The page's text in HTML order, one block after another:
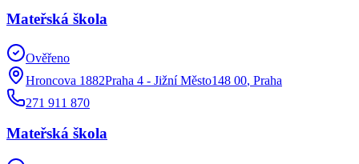
Mateřská škola
Ověřeno
Hroncova 1882Praha 4 - Jižní Město148 00, Praha
271 911 870
Mateřská škola